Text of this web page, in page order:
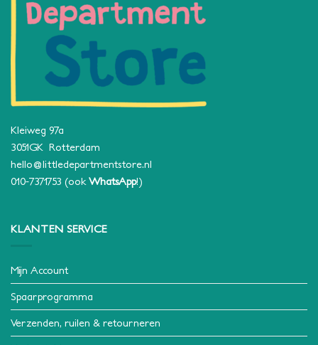
Kleiweg 97a
3051GK Rotterdam
hello@littledepartmentstore.nl
010-7371753 (ook WhatsApp!)
KLANTEN SERVICE
Mijn Account
Spaarprogramma
Verzenden, ruilen & retourneren